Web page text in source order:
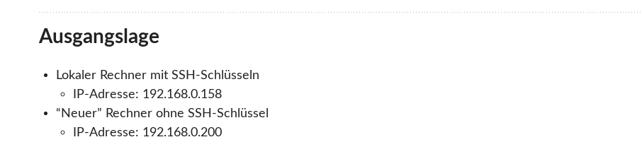
Ausgangslage
Lokaler Rechner mit SSH-Schlüsseln
IP-Adresse: 192.168.0.158
“Neuer” Rechner ohne SSH-Schlüssel
IP-Adresse: 192.168.0.200